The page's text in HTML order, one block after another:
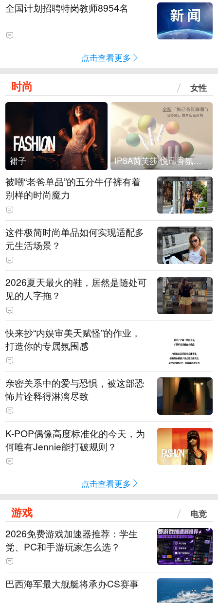
全国计划招聘特岗教师8954名
点击查看更多
时尚 女性
裙子 IPSA茵芙莎 悦己香氛凝露上市
被嘲“老爸单品”的五分牛仔裤有着
别样的时尚魔力
这件极简时尚单品如何实现适配多
元生活场景？
2026夏天最火的鞋，居然是随处可
见的人字拖？
快来抄“内娱审美天赋怪”的作业，
打造你的专属氛围感
亲密关系中的爱与恐惧，被这部恐
怖片诠释得淋漓尽致
K-POP偶像高度标准化的今天，为
何唯有Jennie能打破规则？
点击查看更多
游戏 电竞
2026免费游戏加速器推荐：学生
党、PC和手游玩家怎么选？
巴西海军最大舰艇将承办CS赛事